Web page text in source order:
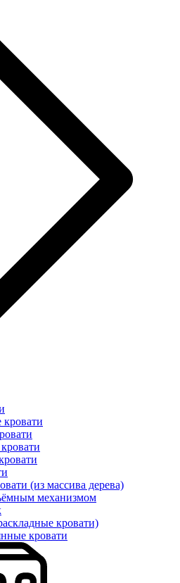
кровати
(из массива дерева)
механизмом
кровати)
кровати